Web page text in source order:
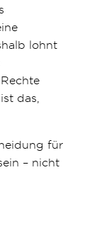
lohnt
das,
für
– nicht